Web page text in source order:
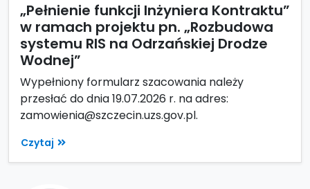
„Pełnienie funkcji Inżyniera Kontraktu”
w ramach projektu pn. „Rozbudowa
systemu RIS na Odrzańskiej Drodze
Wodnej”
Wypełniony formularz szacowania należy
przesłać do dnia 19.07.2026 r. na adres:
zamowienia@szczecin.uzs.gov.pl.
Czytaj